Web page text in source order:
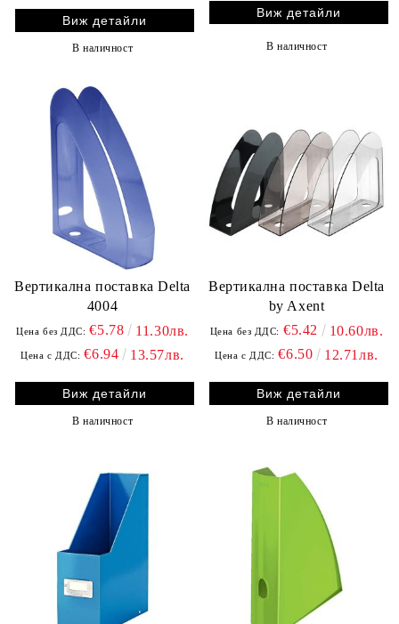
Виж детайли
В наличност
Виж детайли
В наличност
Вертикална поставка Delta
4004
Цена без ДДС: €5.78 11.30лв.
Цена с ДДС: €6.94 13.57лв.
Виж детайли
В наличност
Вертикална поставка Delta
by Axent
Цена без ДДС: €5.42 10.60лв.
Цена с ДДС: €6.50 12.71лв.
Виж детайли
В наличност